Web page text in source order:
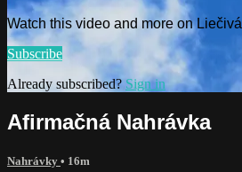
Watch this video and more on
Subscribe
Already subscribed? Sign in
Afirmačná Nahrávka
Nahrávky • 16m